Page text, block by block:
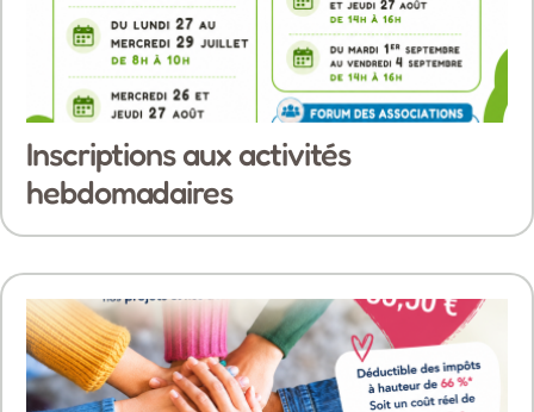
Inscriptions aux activités
hebdomadaires